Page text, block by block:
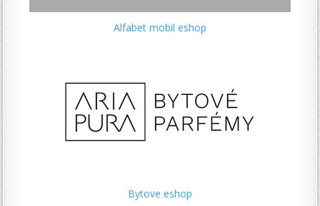
Alfabet mobil eshop
Bytove eshop